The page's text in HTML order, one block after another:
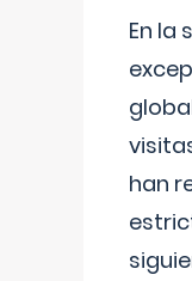
En la
han